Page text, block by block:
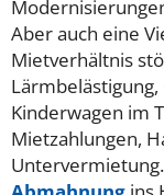
Aber auch eine
Mietverhältnis
Kinderwagen im
Mietzahlungen,